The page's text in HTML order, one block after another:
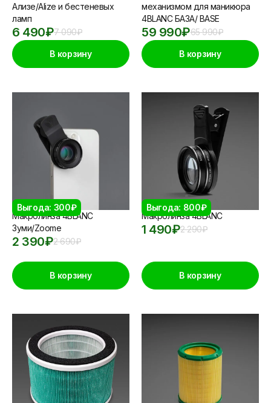
Ализе/Alize и бестеневых
ламп
7 090₽
6 490₽
В корзину
механизмом для маникюра
4BLANC БАЗА/ BASE
65 990₽
59 990₽
В корзину
Выгода: 300₽
Макролинза 4BLANC
Зуми/Zoome
2 690₽
2 390₽
В корзину
Выгода: 800₽
Макролинза 4BLANC
2 290₽
1 490₽
В корзину